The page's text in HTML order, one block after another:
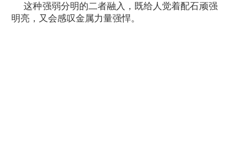
这种强弱分明的二者融入，既给人觉着配石顽强
明亮，又会感叹金属力量强悍。